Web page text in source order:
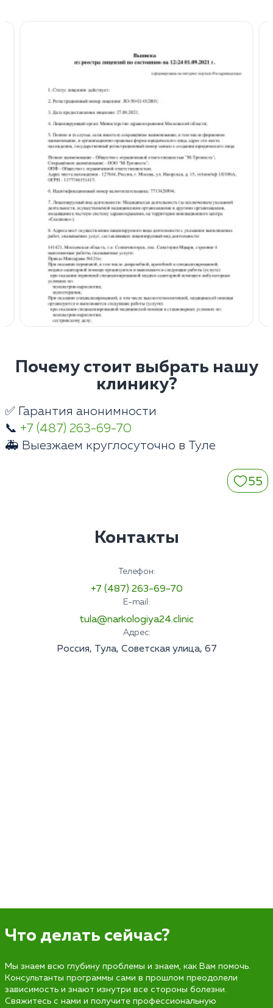
Почему стоит выбрать нашу
клинику?
✅ Гарантия анонимности
📞 +7 (487) 263-69-70
🚑 Выезжаем круглосуточно в Туле
55
Контакты
Телефон:
+7 (487) 263-69-70
E-mail:
tula@narkologiya24.clinic
Адрес:
Россия, Тула, Советская улица, 67
Что делать сейчас?
Мы знаем всю глубину проблемы и знаем, как Вам помочь.
Консультанты программы сами в прошлом преодолели
зависимость и знают изнутри все стороны болезни.
Свяжитесь с нами и получите профессиональную